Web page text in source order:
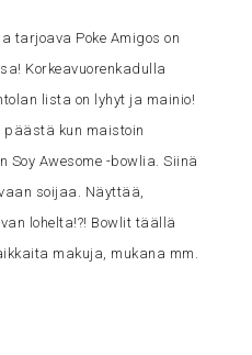
tarjoava Poke Amigos on
Korkeavuorenkadulla
lista on lyhyt ja mainio!
kun maistoin
Soy Awesome -bowlia. Siinä
soijaa. Näyttää,
lohelta!?! Bowlit täällä
makuja, mukana mm.